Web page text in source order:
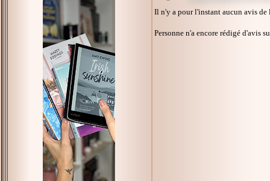
Il n'y a pour l'instant aucun avis
Personne n'a encore rédigé d'avis